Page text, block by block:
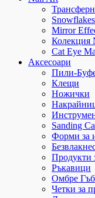
Snowflakes
Mirror
Колекция
Cat Eye
Аксесоари
Пили-
Клещи
Ножички
Sanding
Форми за
Продукти
Ръкавици
Омбре
Четки за